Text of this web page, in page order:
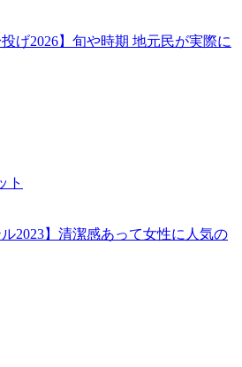
投げ2026】旬や時期 地元民が実際に
ト
ル2023】清潔感あって女性に人気の